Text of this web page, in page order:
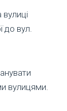
до вул.
вулицями.